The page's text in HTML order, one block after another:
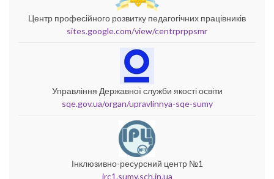
Центр професійного розвитку педагогічних працівників
sites.google.com/view/centrprppsmr
Управління Державної служби якості освіти
sqe.gov.ua/organ/upravlinnya-sqe-sumy
Інклюзивно-ресурсний центр №1
irc1.sumy.sch.in.ua